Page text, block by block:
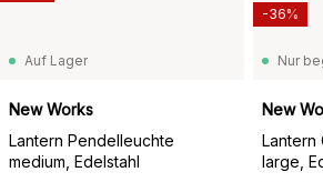
Auf Lager
New Works
Lantern Pendelleuchte
medium, Edelstahl
New
Lantern
large,
-36%